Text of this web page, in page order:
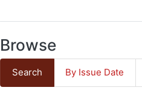
Browse
Search By Issue Date